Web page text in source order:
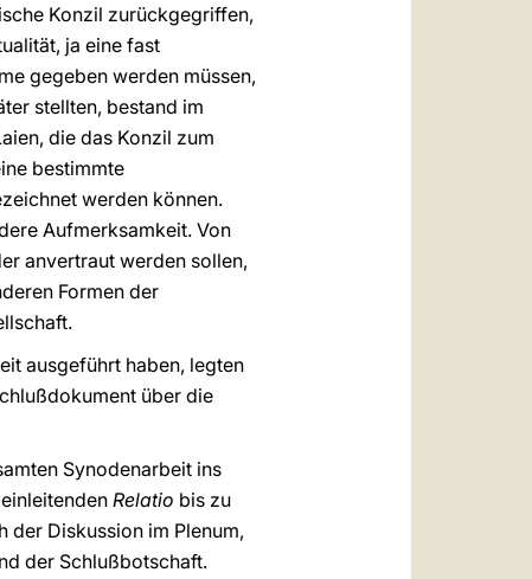
Konzil zurückgegriffen,
ja eine fast
gegeben werden müssen,
stellten, bestand im
die das Konzil zum
bestimmte
werden können.
Aufmerksamkeit. Von
anvertraut werden sollen,
Formen der
ausgeführt haben, legten
über die
Synodenarbeit ins
Relatio bis zu
der Diskussion im Plenum,
der Schlußbotschaft.